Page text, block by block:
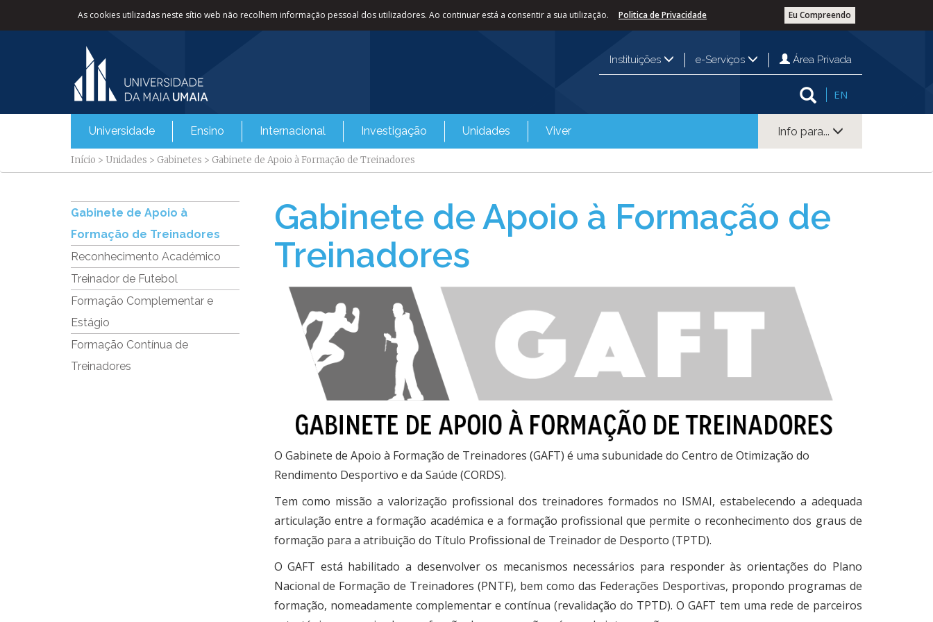
As cookies utilizadas neste sítio web não recolhem informação pessoal dos utilizadores. Ao continuar está a consentir a sua utilização. Eu Compreendo
Politica de Privacidade
Instituições e-Serviços Área Privada
EN
Universidade Ensino Internacional Investigação Unidades Viver Info para...
Início > Unidades > Gabinetes > Gabinete de Apoio à Formação de Treinadores
Gabinete de Apoio à
Formação de Treinadores
Reconhecimento Académico
Treinador de Futebol
Formação Complementar e
Estágio
Formação Contínua de
Treinadores
Gabinete de Apoio à Formação de
Treinadores
O Gabinete de Apoio à Formação de Treinadores (GAFT) é uma subunidade do Centro de Otimização do
Rendimento Desportivo e da Saúde (CORDS).
Tem como missão a valorização profissional dos treinadores formados no ISMAI, estabelecendo a adequada
articulação entre a formação académica e a formação profissional que permite o reconhecimento dos graus de
formação para a atribuição do Título Profissional de Treinador de Desporto (TPTD).
O GAFT está habilitado a desenvolver os mecanismos necessários para responder às orientações do Plano
Nacional de Formação de Treinadores (PNTF), bem como das Federações Desportivas, propondo programas de
formação, nomeadamente complementar e contínua (revalidação do TPTD). O GAFT tem uma rede de parceiros